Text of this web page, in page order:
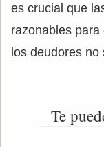
es crucial que
razonables
los deudores no
Te